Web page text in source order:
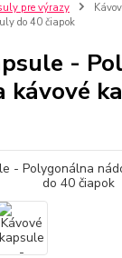
pre výrazy
do 40 čiapok
-
kávové